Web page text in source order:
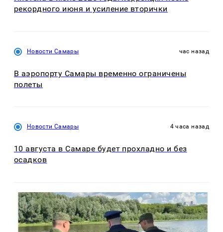
рекордного июня и усиление вторички
Новости Самары час назад
В аэропорту Самары временно ограничены
полеты
Новости Самары 4 часа назад
10 августа в Самаре будет прохладно и без
осадков